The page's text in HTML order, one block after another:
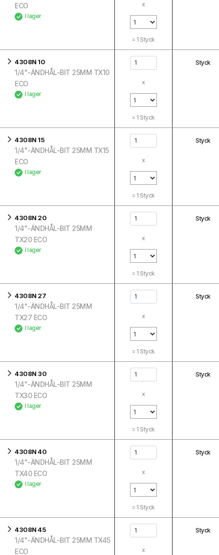
ECO
I lager
x
= 1 Styck
4308N 10
1/4"-ÄNDHÅL-BIT 25MM TX10
ECO
I lager
x
= 1 Styck
Styck
4308N 15
1/4"-ÄNDHÅL-BIT 25MM TX15
ECO
I lager
x
= 1 Styck
Styck
4308N 20
1/4"-ÄNDHÅL-BIT 25MM
TX20 ECO
I lager
x
= 1 Styck
Styck
4308N 27
1/4"-ÄNDHÅL-BIT 25MM
TX27 ECO
I lager
x
= 1 Styck
Styck
4308N 30
1/4"-ÄNDHÅL-BIT 25MM
TX30 ECO
I lager
x
= 1 Styck
Styck
4308N 40
1/4"-ÄNDHÅL-BIT 25MM
TX40 ECO
I lager
x
= 1 Styck
Styck
4308N 45
1/4"-ÄNDHÅL-BIT 25MM TX45
ECO
x
Styck